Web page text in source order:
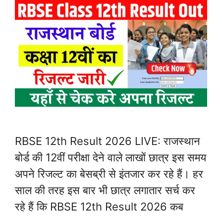
RBSE 12th Result 2026 LIVE: राजस्थान
बोर्ड की 12वीं परीक्षा देने वाले लाखों छात्र इस समय
अपने रिजल्ट का बेसब्री से इंतजार कर रहे हैं। हर
साल की तरह इस बार भी छात्र लगातार सर्च कर
रहे हैं कि RBSE 12th Result 2026 कब